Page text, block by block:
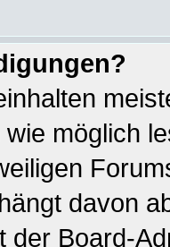
möglich
davon
der Board-